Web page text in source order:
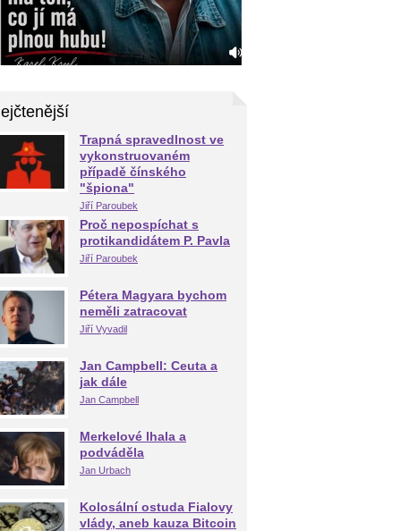
Trapná spravedlnost ve
vykonstruovaném
případě čínského
"špiona"
Jiří Paroubek
Proč nepospíchat s
protikandidátem P. Pavla
Jiří Paroubek
Pétera Magyara bychom
neměli zatracovat
Jiří Vyvadil
Jan Campbell: Ceuta a
jak dále
Jan Campbell
Merkelové lhala a
podváděla
Jan Urbach
Kolosální ostuda Fialovy
vlády, aneb kauza Bitcoin